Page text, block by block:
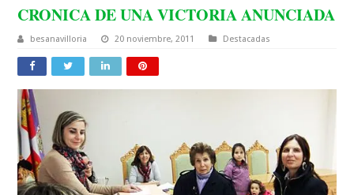
CRONICA DE UNA VICTORIA ANUNCIADA
besanavilloria 20 noviembre, 2011 Destacadas